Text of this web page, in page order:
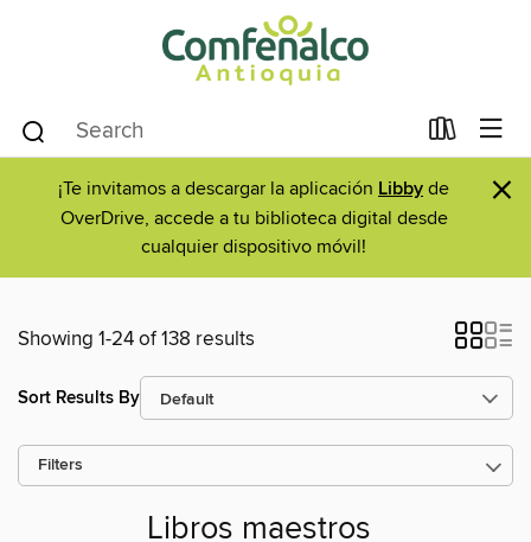
¡Te invitamos a descargar la aplicación Libby de
OverDrive, accede a tu biblioteca digital desde
cualquier dispositivo móvil!
×
Showing 1-24 of 138 results
Sort Results By
Filters
Libros maestros